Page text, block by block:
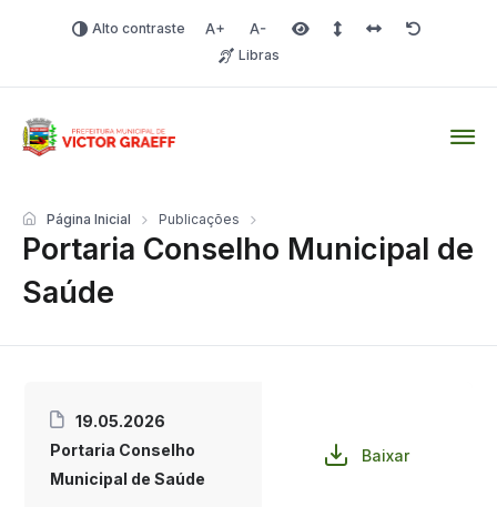
Alto contraste Aumentar fonte
Diminuir fonteÁrea selecionada
Espaçamento de linha
Espaço dos
Redefinir
Libras
Portaria Conselho Municipal de
Saúde
Página Inicial Publicações
19.05.2026
Portaria Conselho
Municipal de Saúde
Baixar